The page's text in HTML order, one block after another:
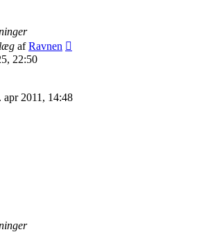
afRavnen
22:50
apr 2011, 14:48